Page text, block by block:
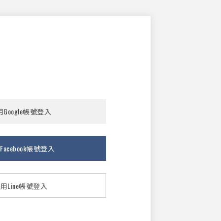
Google帳號登入
帳號登入
Line帳號登入